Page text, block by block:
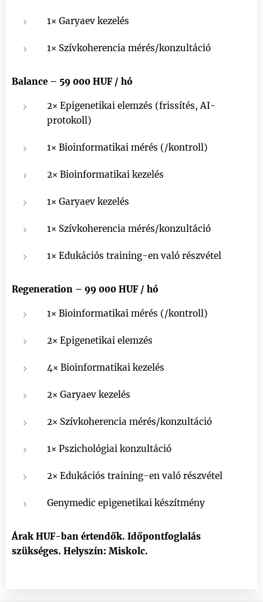
1× Garyaev kezelés
1× Szívkoherencia mérés/konzultáció
Balance – 59 000 HUF / hó
2× Epigenetikai elemzés (frissítés, AI-
protokoll)
1× Bioinformatikai mérés (/kontroll)
2× Bioinformatikai kezelés
1× Garyaev kezelés
1× Szívkoherencia mérés/konzultáció
1× Edukációs training-en való részvétel
Regeneration – 99 000 HUF / hó
1× Bioinformatikai mérés (/kontroll)
2× Epigenetikai elemzés
4× Bioinformatikai kezelés
2× Garyaev kezelés
2× Szívkoherencia mérés/konzultáció
1× Pszichológiai konzultáció
2× Edukációs training-en való részvétel
Genymedic epigenetikai készítmény
Árak HUF-ban értendők. Időpontfoglalás
szükséges. Helyszín: Miskolc.